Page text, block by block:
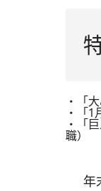
・「
・「
・「
職）
年